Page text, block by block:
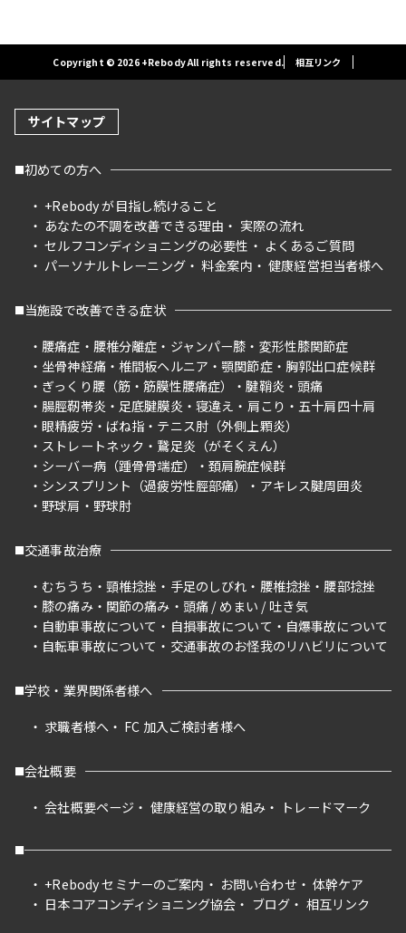
Copyright © 2026 +Rebody All rights reserved. 相互リンク
サイトマップ
初めての方へ
+Rebody が目指し続けること
あなたの不調を改善できる理由
実際の流れ
セルフコンディショニングの必要性
よくあるご質問
パーソナルトレーニング
料金案内 健康経営担当者様へ
当施設で改善できる症状
腰痛症
腰椎分離症 ジャンパー膝
変形性膝関節症
坐骨神経痛
椎間板ヘルニア 顎関節症
胸郭出口症候群
ぎっくり腰（筋・筋膜性腰痛症）
腱鞘炎
頭痛
腸脛靭帯炎
足底腱膜炎 寝違え 肩こり
五十肩四十肩
眼精疲労
ばね指
テニス肘（外側上顆炎）
ストレートネック
鵞足炎（がそくえん）
シーバー病（踵骨骨端症）
頚肩腕症候群
シンスプリント（過疲労性脛部痛）
アキレス腱周囲炎
野球肩
野球肘
交通事故治療
むちうち
頸椎捻挫 手足のしびれ 腰椎捻挫
腰部捻挫
膝の痛み
関節の痛み
頭痛 / めまい / 吐き気
自動車事故について
自損事故について
自爆事故について
自転車事故について
交通事故のお怪我のリハビリについて
学校・業界関係者様へ
求職者様へ
FC 加入ご検討者様へ
会社概要
会社概要ページ
健康経営の取り組み トレードマーク
+Rebody セミナーのご案内 お問い合わせ
体幹ケア
日本コアコンディショニング協会
ブログ 相互リンク